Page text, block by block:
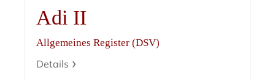
Adi II
Allgemeines Register (DSV)
Details